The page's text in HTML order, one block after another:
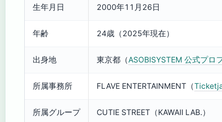
生年月日 2000年11月26日
年齢 24歳（2025年現在）
出身地 東京都（ASOBISYSTEM 公式プロ
所属事務所 FLAVE ENTERTAINMENT（
所属グループ CUTIE STREET（KAWAII LAB.）